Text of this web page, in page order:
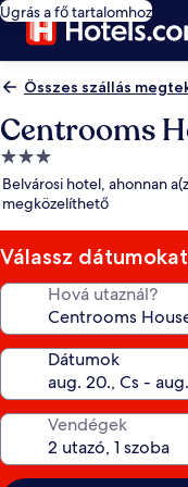
Ugrás a fő tartalomhoz
Összes szállás
Centrooms
3.0
csillagos
szálláshely
Belvárosi hotel, ahonnan
megközelíthető
Válassz
Hová utaznál?
Dátumok
Vendégek